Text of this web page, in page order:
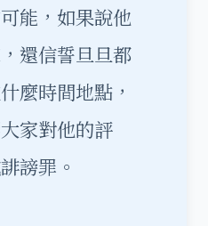
能，如果說他
還信誓旦旦都
麼時間地點，
家對他的評
謗罪。